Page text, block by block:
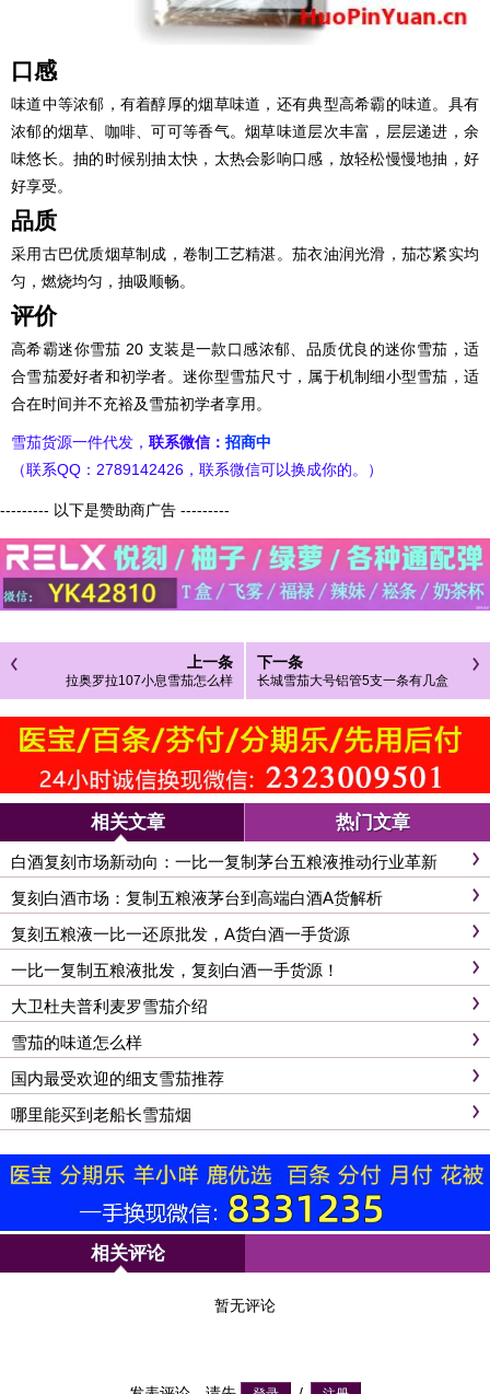
口感
味道中等浓郁，有着醇厚的烟草味道，还有典型高希霸的味道。具有
浓郁的烟草、咖啡、可可等香气。烟草味道层次丰富，层层递进，余
味悠长。抽的时候别抽太快，太热会影响口感，放轻松慢慢地抽，好
好享受。
品质
采用古巴优质烟草制成，卷制工艺精湛。茄衣油润光滑，茄芯紧实均
匀，燃烧均匀，抽吸顺畅。
评价
高希霸迷你雪茄 20 支装是一款口感浓郁、品质优良的迷你雪茄，适
合雪茄爱好者和初学者。迷你型雪茄尺寸，属于机制细小型雪茄，适
合在时间并不充裕及雪茄初学者享用。
雪茄货源一件代发， 联系微信： 招商中
（联系QQ：2789142426，联系微信可以换成你的。）
--------- 以下是赞助商广告 ---------
上一条
拉奥罗拉107小息雪茄怎么样
下一条
长城雪茄大号铝管5支一条有几盒
相关文章 热门文章
白酒复刻市场新动向：一比一复制茅台五粮液推动行业革新
复刻白酒市场：复制五粮液茅台到高端白酒A货解析
复刻五粮液一比一还原批发，A货白酒一手货源
一比一复制五粮液批发，复刻白酒一手货源！
大卫杜夫普利麦罗雪茄介绍
雪茄的味道怎么样
国内最受欢迎的细支雪茄推荐
哪里能买到老船长雪茄烟
相关评论
暂无评论